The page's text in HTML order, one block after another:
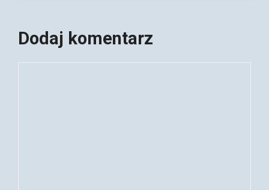
Dodaj komentarz